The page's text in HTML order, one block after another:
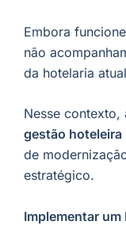
Embora
não
da hotelaria
Nesse contexto,
gestão hoteleira
de
estratégico.
Implementar um